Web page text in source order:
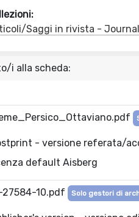
Saggi in rivista -
i alla scheda:
- versione referata/
default Aisberg
10.pdf Solo gestori di